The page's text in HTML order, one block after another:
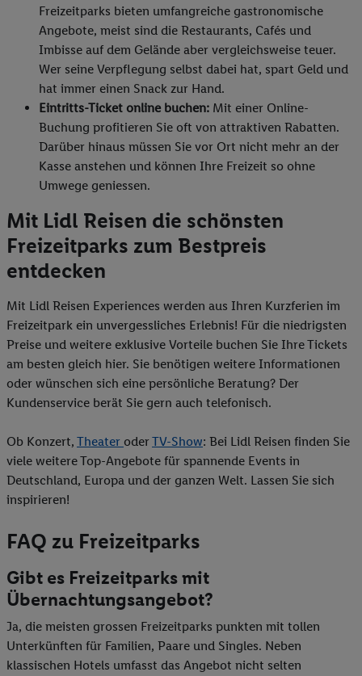
Freizeitparks bieten umfangreiche gastronomische
Angebote, meist sind die Restaurants, Cafés und
Imbisse auf dem Gelände aber vergleichsweise teuer.
Wer seine Verpflegung selbst dabei hat, spart Geld und
hat immer einen Snack zur Hand.
Eintritts-Ticket online buchen: Mit einer Online-
Buchung profitieren Sie oft von attraktiven Rabatten.
Darüber hinaus müssen Sie vor Ort nicht mehr an der
Kasse anstehen und können Ihre Freizeit so ohne
Umwege geniessen.
Mit Lidl Reisen die schönsten
Freizeitparks zum Bestpreis
entdecken
Mit Lidl Reisen Experiences werden aus Ihren Kurzferien im
Freizeitpark ein unvergessliches Erlebnis! Für die niedrigsten
Preise und weitere exklusive Vorteile buchen Sie Ihre Tickets
am besten gleich hier. Sie benötigen weitere Informationen
oder wünschen sich eine persönliche Beratung? Der
Kundenservice berät Sie gern auch telefonisch.
Ob Konzert, Theater oderTV-Show: Bei Lidl Reisen finden Sie
viele weitere Top-Angebote für spannende Events in
Deutschland, Europa und der ganzen Welt. Lassen Sie sich
inspirieren!
FAQ zu Freizeitparks
Gibt es Freizeitparks mit
Übernachtungsangebot?
Ja, die meisten grossen Freizeitparks punkten mit tollen
Unterkünften für Familien, Paare und Singles. Neben
klassischen Hotels umfasst das Angebot nicht selten